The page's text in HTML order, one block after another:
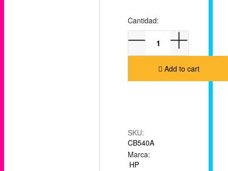
Cantidad:
Add to cart
SKU:
CB540A
Marca:
HP